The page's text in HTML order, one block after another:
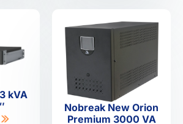
kVA
Nobreak New Orion
Premium 3000 VA